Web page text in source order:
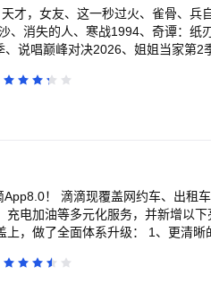
才，女友、这一秒过火、雀骨、兵
、消失的人、寒战1994、奇谭：纸
说唱巅峰对决2026、姐姐当家第2
搜神记、择天记、大主宰年番、鬼
与恐龙同行、航拍中国、舌尖上的
VIP会员 尊享特权】 1、内容特权：院线新
音频模式、专属弹幕、下载加速、
员、尊贵标识、尊享装扮、生日礼
仍未解决，可进一步反馈至客服邮
路上从未停歇，您的反馈是对我们
！ 滴滴现覆盖网约车、出租
电加油等多元化服务，并新增以下
，做了全面体系升级： 1、更清晰
风车、代驾、香港打车、出国打车
滴滴App，进入会员中心即可查看